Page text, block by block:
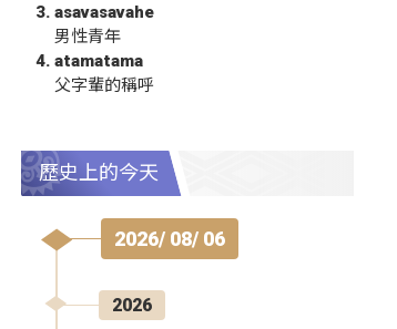
asavasavahe
男性青年
atamatama
父字輩的稱呼
歷史上的今天
2026/ 08/ 06
2026